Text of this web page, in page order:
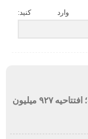
وارد کنید:
رکوردشکنی تاریخی «مرد عنکبوتی: روزی نو»؛ افتتاحیه ۹۲۷ میلیون